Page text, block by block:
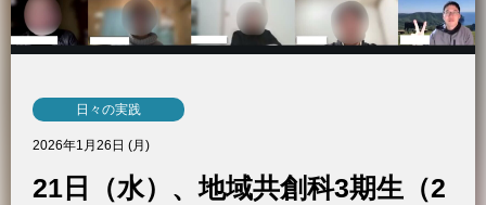
日々の実践
2026年1月26日 (月)
21日（水）、地域共創科3期生（2